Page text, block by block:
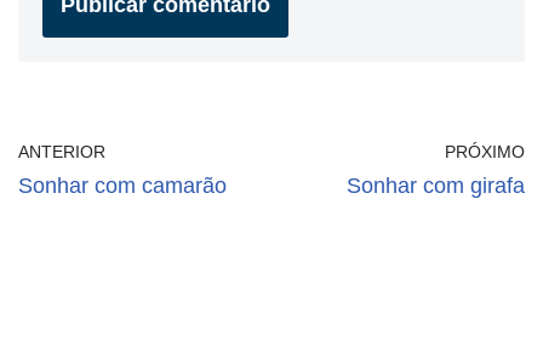
ANTERIOR
Sonhar com camarão
PRÓXIMO
Sonhar com girafa